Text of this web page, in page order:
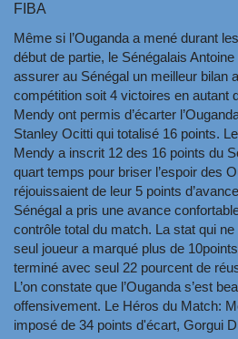
FIBA
Même si l’Ouganda a mené durant
début de partie, le Sénégalais
assurer au Sénégal un meilleur bilan
compétition soit 4 victoires en autant
Mendy ont permis d’écarter
Stanley Ocitti qui totalisé 16 points.
Mendy a inscrit 12 des 16 points du
quart temps pour briser l’espoir des
réjouissaient de leur 5 points
Sénégal a pris une avance
contrôle total du match. La stat qui
seul joueur a marqué plus de
terminé avec seul 22 pourcent de
L’on constate que l’Ouganda s’est
offensivement. Le Héros du Match:
imposé de 34 points d'écart, Gorgui